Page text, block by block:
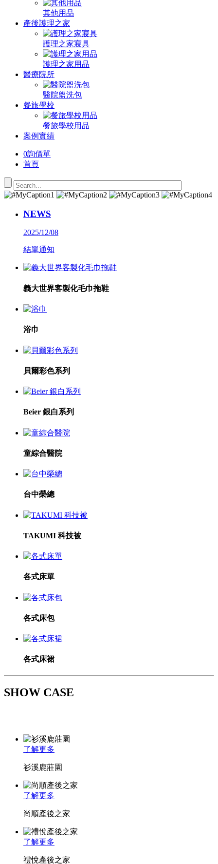
其他用品
產後護理之家
護理之家寢具
護理之家用品
醫療院所
醫院盥洗包
餐旅學校
餐旅學校用品
案例實績
0詢價單
首頁
NEWS
2025/12/08
結單通知
義大世界客製化毛巾拖鞋
浴巾
貝爾彩色系列
Beier 銀白系列
童綜合醫院
台中榮總
TAKUMI 科技被
各式床單
各式床包
各式床裙
SHOW CASE
了解更多
衫溪鹿莊園
了解更多
尚順產後之家
了解更多
禮悅產後之家